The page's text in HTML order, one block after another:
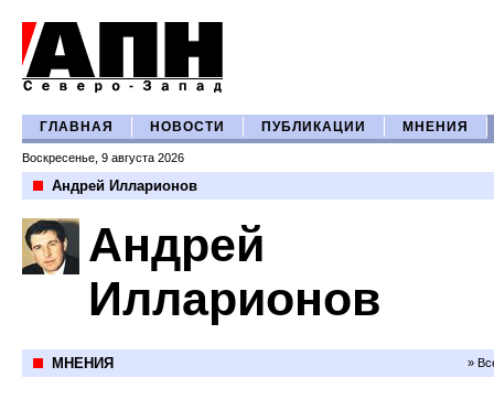
ГЛАВНАЯ НОВОСТИ ПУБЛИКАЦИИ МНЕНИЯ
Воскресенье, 9 августа 2026
Андрей Илларионов
Андрей
Илларионов
МНЕНИЯ »